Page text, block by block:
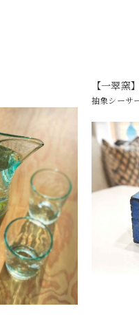
【一翠窯】
抽象シーサ